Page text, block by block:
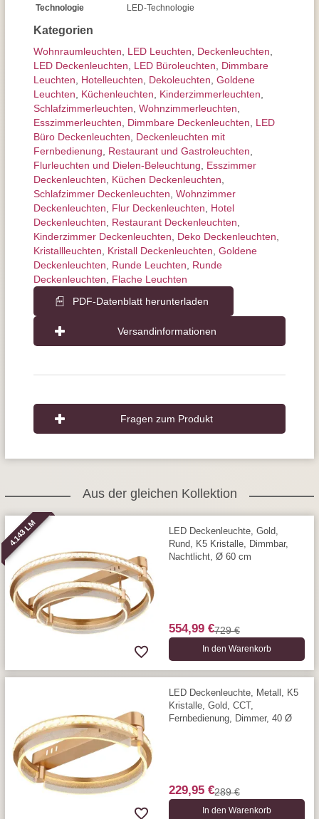
Kategorien
Wohnraum­leuchten LED Leuchten Decken­leuchten
LED Deckenleuchten
LED Büroleuchten
Dimmbare
Leuchten
Hotelleuchten Dekoleuchten Goldene
Leuchten
Küchenleuchten Kinderzimmer­leuchten
Schlafzimmer­leuchten Wohnzimmer­leuchten
Esszimmer­­leuchten
Dimmbare Deckenleuchten
LED
Büro Deckenleuchten
Deckenleuchten mit
Fernbedienung
Restaurant und Gastroleuchten
Flurleuchten und Dielen-Beleuchtung
Esszimmer
Deckenleuchten
Küchen Deckenleuchten
Schlafzimmer Deckenleuchten Wohnzimmer
Deckenleuchten
Flur Deckenleuchten
Hotel
Deckenleuchten
Restaurant Deckenleuchten
Kinderzimmer Deckenleuchten
Deko Deckenleuchten
Kristallleuchten
Kristall Deckenleuchten Goldene
Deckenleuchten
Runde Leuchten
Runde
Deckenleuchten
Flache Leuchten
PDF-Datenblatt herunterladen
Versandinformationen
Technologie LED-Technologie
Fragen zum Produkt
Aus der gleichen Kollektion
4.143 LM
LED Deckenleuchte, Gold,
Rund, K5 Kristalle, Dimmbar,
Nachtlicht, Ø 60 cm
554,99 €729 €
In den Warenkorb
LED Deckenleuchte, Metall, K5
Kristalle, Gold, CCT,
Fernbedienung, Dimmer, 40 Ø
229,95 €289 €
In den Warenkorb